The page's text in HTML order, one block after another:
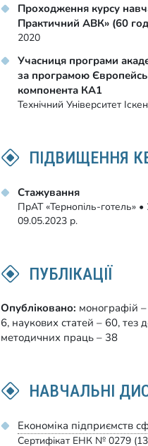
Проходження курсу
Практичний АВК» (60
2020
Учасниця програми
за програмою
компонента КА1
Технічний Університет
ПІДВИЩЕННЯ
Стажування
ПрАТ «Тернопіль-готель»
09.05.2023 р.
ПУБЛІКАЦІЇ
Опубліковано: монографій –
6, наукових статей – 60, тез
методичних праць – 38
НАВЧАЛЬНІ
Економіка підприємств
Сертифікат ЕНК № 0279